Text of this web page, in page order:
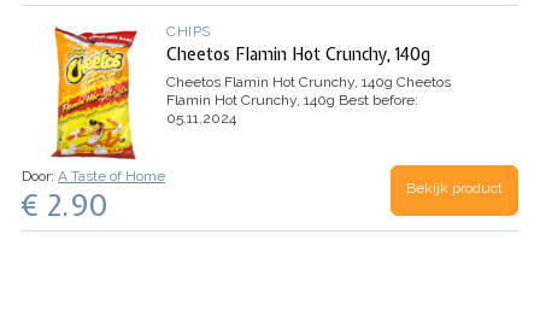
CHIPS
Cheetos Flamin Hot Crunchy, 140g
Cheetos Flamin Hot Crunchy, 140g Cheetos
Flamin Hot Crunchy, 140g Best before:
05.11.2024
Door: A Taste of Home
€ 2.90 Bekijk product